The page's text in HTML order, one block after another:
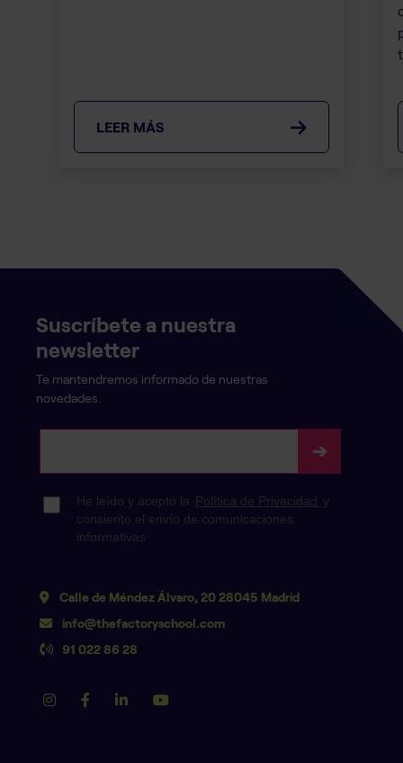
LEER MÁS
Suscríbete a nuestra
newsletter
Te mantendremos informado de nuestras
novedades.
Calle de Méndez Álvaro, 20 28045 Madrid
info@thefactoryschool.com
91 022 86 28